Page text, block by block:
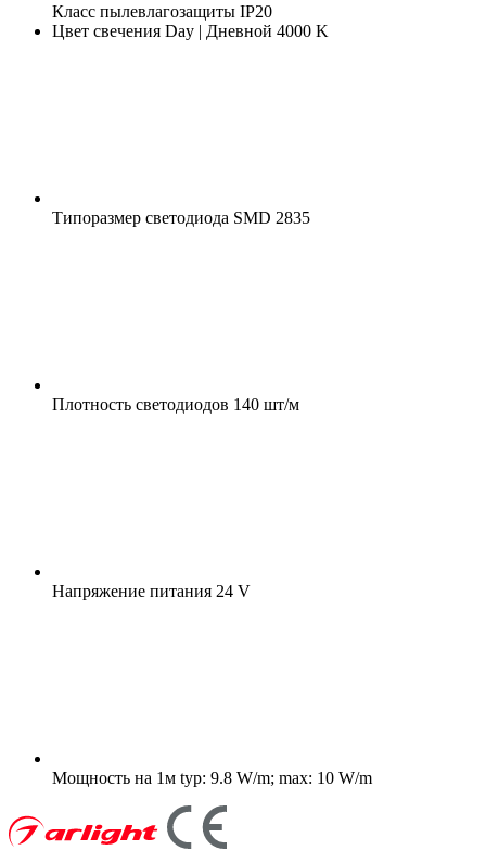
Класс пылевлагозащиты IP20
Цвет свечения Day | Дневной 4000 K
Типоразмер светодиода SMD 2835
Плотность светодиодов 140 шт/м
Напряжение питания 24 V
Мощность на 1м typ: 9.8 W/m; max: 10 W/m